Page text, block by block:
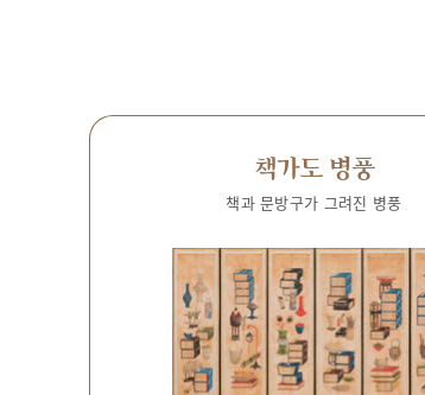
책가도 병풍
책과 문방구가 그려진 병풍